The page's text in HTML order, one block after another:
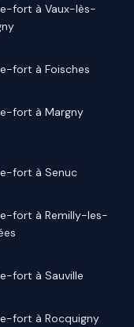
fort à Vaux-lès-
fort à Foisches
fort à Margny
fort à Senuc
fort à Remilly-les-
fort à Sauville
fort à Rocquigny